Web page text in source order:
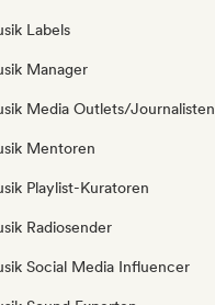
Labels
Manager
Media Outlets/Journalisten
Mentoren
Playlist-Kuratoren
Radiosender
Social Media Influencer